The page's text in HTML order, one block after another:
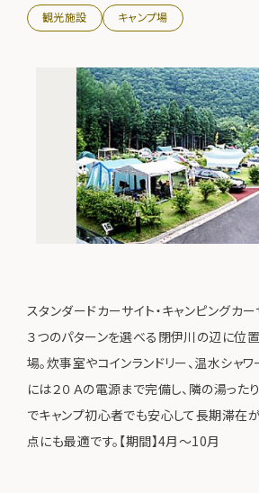
観光施設 キャンプ場
スタンダードカーサイト・キャンピングカー
３つのパターンを選べる閉伊川の辺に位
場。炊事室やコインランドリー、温水シャワ
には２０Ａの電源まで完備し、隣の湯っ
でキャンプ初心者でも安心して長期滞在
点にも最適です。【期間】4月～10月